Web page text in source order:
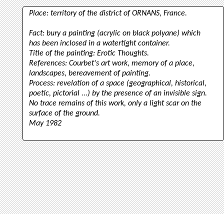
Place: territory of the district of ORNANS, France.
Fact: bury a painting (acrylic on black polyane) which
has been inclosed in a watertight container.
Title of the painting: Erotic Thoughts.
References: Courbet's art work, memory of a place,
landscapes, bereavement of painting.
Process: revelation of a space (geographical, historical,
poetic, pictorial ...) by the presence of an invisible sign.
No trace remains of this work, only a light scar on the
surface of the ground.
May 1982